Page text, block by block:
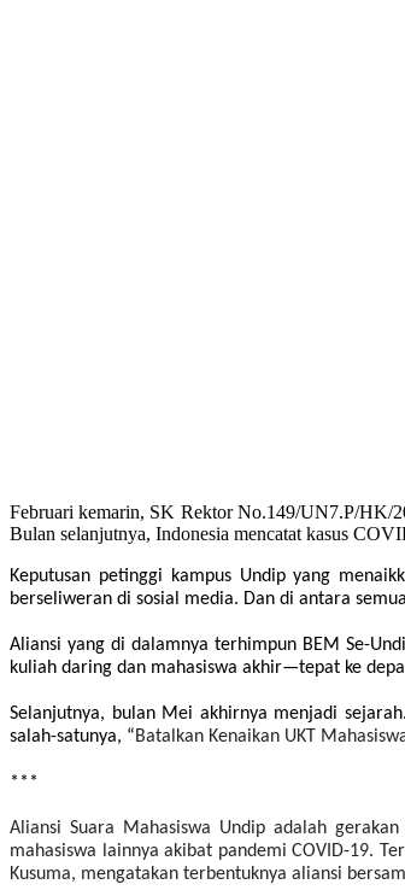
Februari kemarin, SK Rektor No.149/UN7.P/HK/
Bulan selanjutnya, Indonesia mencatat kasus
Keputusan petinggi kampus Undip yang
berseliweran di sosial media. Dan di antara
Aliansi yang di dalamnya terhimpun BEM Se-
kuliah daring dan mahasiswa akhir—tepat ke
Selanjutnya, bulan Mei akhirnya menjadi
salah-satunya, “Batalkan Kenaikan UKT
***
Aliansi Suara Mahasiswa Undip adalah
mahasiswa lainnya akibat pandemi COVID-19.
Kusuma, mengatakan terbentuknya aliansi